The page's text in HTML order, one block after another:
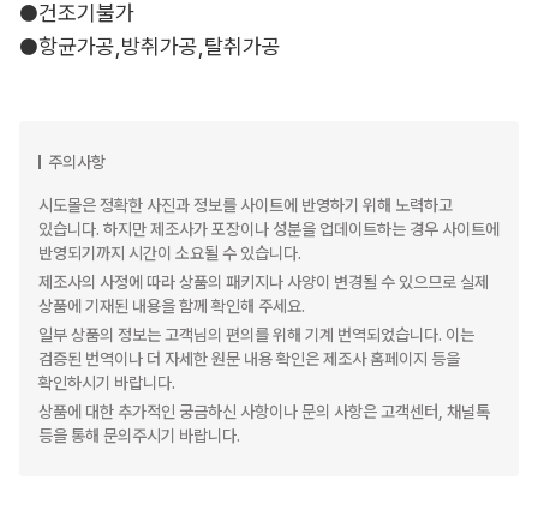
●건조기불가
●항균가공,방취가공,탈취가공
주의사항
시도몰은 정확한 사진과 정보를 사이트에 반영하기 위해 노력하고
있습니다. 하지만 제조사가 포장이나 성분을 업데이트하는 경우 사이트에
반영되기까지 시간이 소요될 수 있습니다.
제조사의 사정에 따라 상품의 패키지나 사양이 변경될 수 있으므로 실제
상품에 기재된 내용을 함께 확인해 주세요.
일부 상품의 정보는 고객님의 편의를 위해 기계 번역되었습니다. 이는
검증된 번역이나 더 자세한 원문 내용 확인은 제조사 홈페이지 등을
확인하시기 바랍니다.
상품에 대한 추가적인 궁금하신 사항이나 문의 사항은 고객센터, 채널톡
등을 통해 문의주시기 바랍니다.